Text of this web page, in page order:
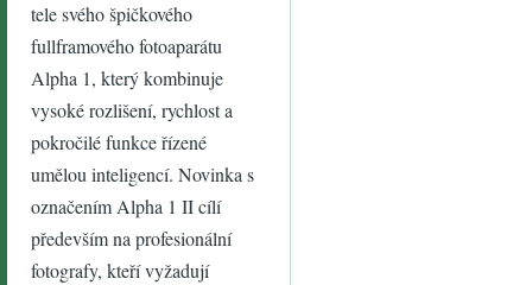
tele svého špičkového
fullframového fotoaparátu
Alpha 1, který kombinuje
vysoké rozlišení, rychlost a
pokročilé funkce řízené
umělou inteligencí. Novinka s
označením Alpha 1 II cílí
především na profesionální
fotografy, kteří vyžadují